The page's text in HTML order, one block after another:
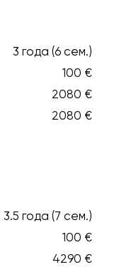
3 года (6 сем.)
100 €
2080 €
2080 €
3.5 года (7 сем.)
100 €
4290 €